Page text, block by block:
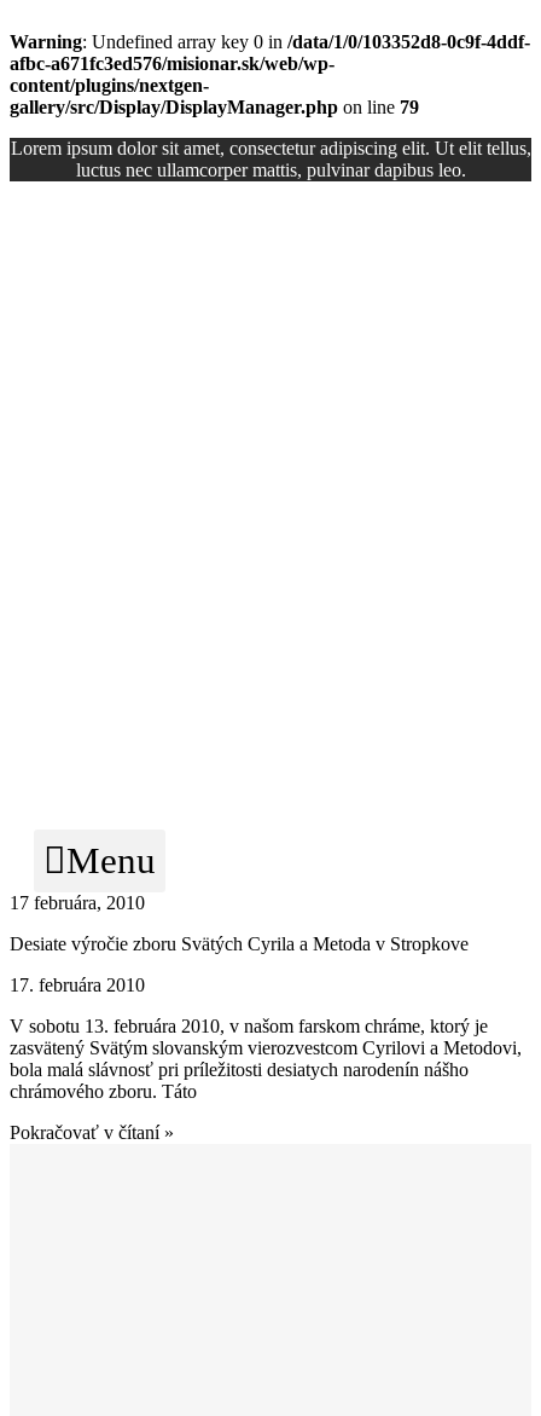
Warning: Undefined array key 0 in /data/1/0/103352d8-0c9f-4ddf-
afbc-a671fc3ed576/misionar.sk/web/wp-
content/plugins/nextgen-
gallery/src/Display/DisplayManager.php on line 79
Lorem ipsum dolor sit amet, consectetur adipiscing elit. Ut elit tellus,
luctus nec ullamcorper mattis, pulvinar dapibus leo.
Menu
17 februára, 2010
Desiate výročie zboru Svätých Cyrila a Metoda v Stropkove
17. februára 2010
V sobotu 13. februára 2010, v našom farskom chráme, ktorý je
zasvätený Svätým slovanským vierozvestcom Cyrilovi a Metodovi,
bola malá slávnosť pri príležitosti desiatych narodenín nášho
chrámového zboru. Táto
Pokračovať v čítaní »